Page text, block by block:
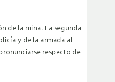
de la mina. La segunda
y de la armada al
respecto de